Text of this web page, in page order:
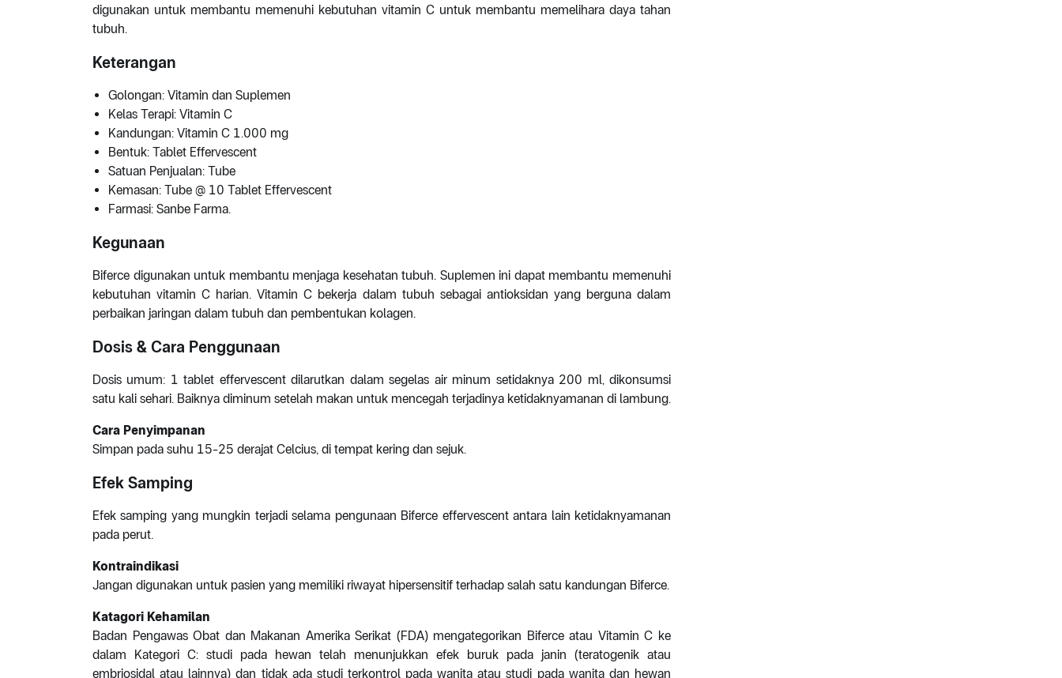
digunakan untuk membantu memenuhi kebutuhan vitamin C untuk membantu memelihara daya tahan
tubuh.
Keterangan
Golongan: Vitamin dan Suplemen
Kelas Terapi: Vitamin C
Kandungan: Vitamin C 1.000 mg
Bentuk: Tablet Effervescent
Satuan Penjualan: Tube
Kemasan: Tube @ 10 Tablet Effervescent
Farmasi: Sanbe Farma.
Kegunaan
Biferce digunakan untuk membantu menjaga kesehatan tubuh. Suplemen ini dapat membantu memenuhi
kebutuhan vitamin C harian. Vitamin C bekerja dalam tubuh sebagai antioksidan yang berguna dalam
perbaikan jaringan dalam tubuh dan pembentukan kolagen.
Dosis & Cara Penggunaan
Dosis umum: 1 tablet effervescent dilarutkan dalam segelas air minum setidaknya 200 ml, dikonsumsi
satu kali sehari. Baiknya diminum setelah makan untuk mencegah terjadinya ketidaknyamanan di lambung.
Cara Penyimpanan
Simpan pada suhu 15-25 derajat Celcius, di tempat kering dan sejuk.
Efek Samping
Efek samping yang mungkin terjadi selama pengunaan Biferce effervescent antara lain ketidaknyamanan
pada perut.
Kontraindikasi
Jangan digunakan untuk pasien yang memiliki riwayat hipersensitif terhadap salah satu kandungan Biferce.
Katagori Kehamilan
Badan Pengawas Obat dan Makanan Amerika Serikat (FDA) mengategorikan Biferce atau Vitamin C ke
dalam Kategori C: studi pada hewan telah menunjukkan efek buruk pada janin (teratogenik atau
embriosidal atau lainnya) dan tidak ada studi terkontrol pada wanita atau studi pada wanita dan hewan